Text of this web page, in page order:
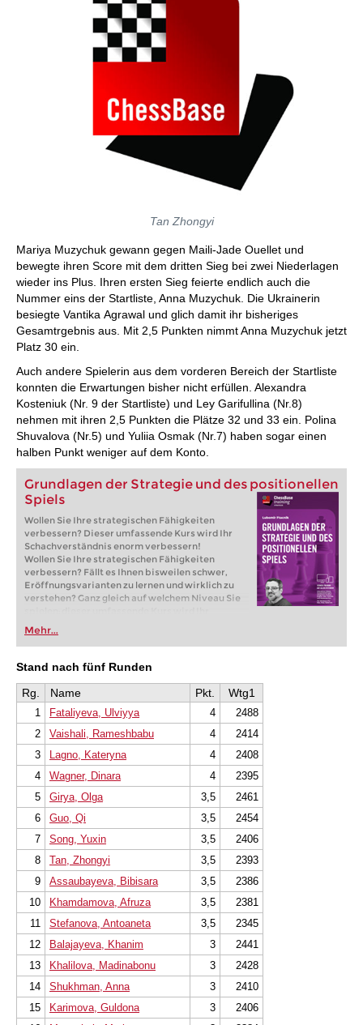
Tan Zhongyi
Mariya Muzychuk gewann gegen Maili-Jade Ouellet und
bewegte ihren Score mit dem dritten Sieg bei zwei Niederlagen
wieder ins Plus. Ihren ersten Sieg feierte endlich auch die
Nummer eins der Startliste, Anna Muzychuk. Die Ukrainerin
besiegte Vantika Agrawal und glich damit ihr bisheriges
Gesamtrgebnis aus. Mit 2,5 Punkten nimmt Anna Muzychuk jetzt
Platz 30 ein.
Auch andere Spielerin aus dem vorderen Bereich der Startliste
konnten die Erwartungen bisher nicht erfüllen. Alexandra
Kosteniuk (Nr. 9 der Startliste) und Ley Garifullina (Nr.8)
nehmen mit ihren 2,5 Punkten die Plätze 32 und 33 ein. Polina
Shuvalova (Nr.5) und Yuliia Osmak (Nr.7) haben sogar einen
halben Punkt weniger auf dem Konto.
Grundlagen der Strategie und des positionellen
Spiels
Wollen Sie Ihre strategischen Fähigkeiten
verbessern? Dieser umfassende Kurs wird Ihr
Schachverständnis enorm verbessern!
Wollen Sie Ihre strategischen Fähigkeiten
verbessern? Fällt es Ihnen bisweilen schwer,
Eröffnungsvarianten zu lernen und wirklich zu
verstehen? Ganz gleich auf welchem Niveau Sie
Schachverständnis enorm verbessern! Dieser
Videokurs wurde von dem erfahrenen Trainer
Großmeister Lubomir Ftacnik konzipiert und
deckt das gesamte Spektrum der
der Beherrschung der Figurenkoordination und
Bauernstrukturen bis hin zur Entwicklung von
Gewinnplänen und der Dominanz im Endspiel.
Kostenloses Video:
Introduction
Kostenloses Video:Geschwindigkeit &
Begrenzung
Mehr...
Stand nach fünf Runden
Rg.
Name Pkt. Wtg1
1 Fataliyeva, Ulviyya 4
2488
2
Vaishali, Rameshbabu 4
2414
3
Lagno, Kateryna 4
2408
4
Wagner, Dinara 4
2395
5
Girya, Olga 3,5
2461
6
Guo, Qi 3,5
2454
7
Song, Yuxin 3,5
2406
8
Tan, Zhongyi 3,5
2393
9
Assaubayeva, Bibisara 3,5
2386
10
Khamdamova, Afruza 3,5
2381
11
Stefanova, Antoaneta 3,5
2345
12
Balajayeva, Khanim 3
2441
13
Khalilova, Madinabonu 3
2428
14
Shukhman, Anna 3
2410
15
Karimova, Guldona 3
2406